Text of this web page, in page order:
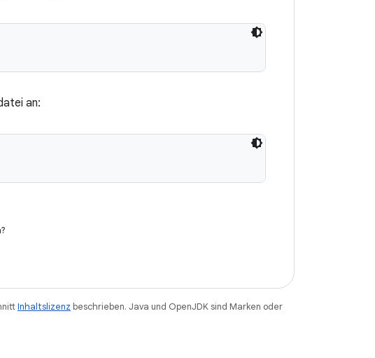
an:
Inhaltslizenz beschrieben. Java und OpenJDK sind Marken oder